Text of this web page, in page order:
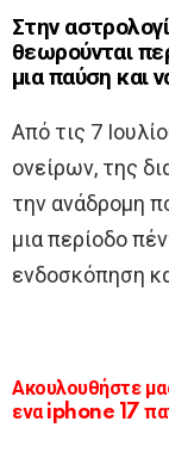
Στην
θεωρούνται
μια παύση και
Από τις 7
ονείρων, της
την ανάδρομη
μια περίοδο
ενδοσκόπηση
Ακουλουθήστε
ενα iphone 17